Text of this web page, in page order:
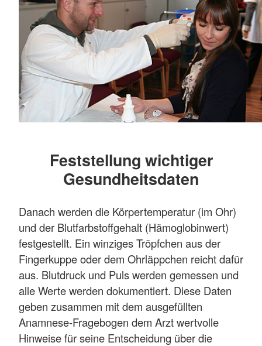
Feststellung wichtiger
Gesundheitsdaten
Danach werden die Körpertemperatur (im Ohr)
und der Blutfarbstoffgehalt (Hämoglobinwert)
festgestellt. Ein winziges Tröpfchen aus der
Fingerkuppe oder dem Ohrläppchen reicht dafür
aus. Blutdruck und Puls werden gemessen und
alle Werte werden dokumentiert. Diese Daten
geben zusammen mit dem ausgefüllten
Anamnese-Fragebogen dem Arzt wertvolle
Hinweise für seine Entscheidung über die